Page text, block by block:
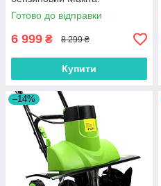
Готово до відправки
6 999 ₴ 8 299 ₴
Купити
–14%